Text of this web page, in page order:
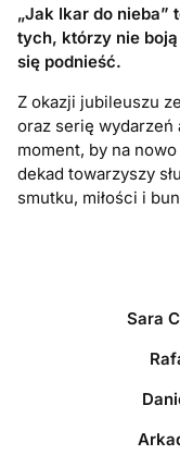
„Jak Ikar do nieba”
tych, którzy nie
się podnieść.
Z okazji jubileuszu
oraz serię wydarzeń
moment, by na
dekad towarzyszy
smutku, miłości i
Sara